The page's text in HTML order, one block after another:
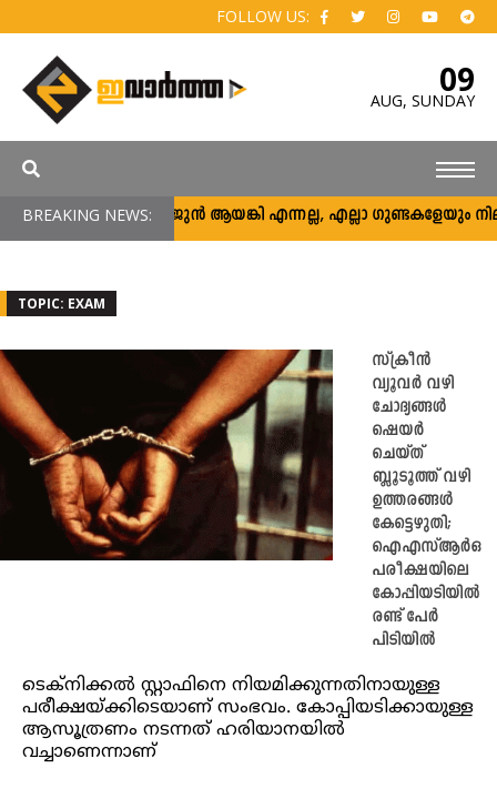
FOLLOW US:
09
AUG, SUNDAY
BREAKING NEWS:അര്‍ജുന്‍ ആയങ്കി എന്നല്ല, എല്ലാ ഗുണ്ടകളേയും
TOPIC: EXAM
സ്ക്രീൻ
വ്യൂവർ വഴി
ചോദ്യങ്ങൾ
ഷെയർ
ചെയ്ത്
ബ്ലൂടൂത്ത് വഴി
ഉത്തരങ്ങൾ
കേട്ടെഴുതി;
ഐഎസ്ആര്‍ഒ
പരീക്ഷയിലെ
കോപ്പിയടിയിൽ
രണ്ട് പേർ
പിടിയിൽ
ടെക്നിക്കൽ സ്റ്റാഫിനെ നിയമിക്കുന്നതിനായുള്ള
പരീക്ഷയ്ക്കിടെയാണ് സംഭവം. കോപ്പിയടിക്കായുള്ള
ആസൂത്രണം നടന്നത് ഹരിയാനയില്‍
വച്ചാണെന്നാണ്